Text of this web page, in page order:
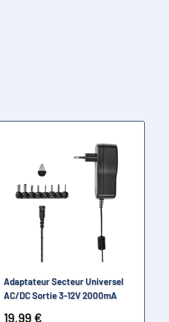
Adaptateur Secteur Universel
AC/DC Sortie 3-12V 2000mA
Prix
19,99 €